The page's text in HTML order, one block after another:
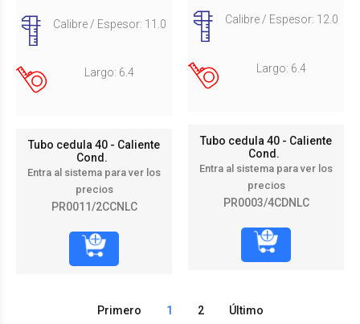
Calibre / Espesor: 11.0
Largo: 6.4
Tubo cedula 40 - Caliente
Cond.
Entra al sistema para ver los
precios
PR0011/2CCNLC
Calibre / Espesor: 12.0
Largo: 6.4
Tubo cedula 40 - Caliente
Cond.
Entra al sistema para ver los
precios
PR0003/4CDNLC
Primero 1 2 Último